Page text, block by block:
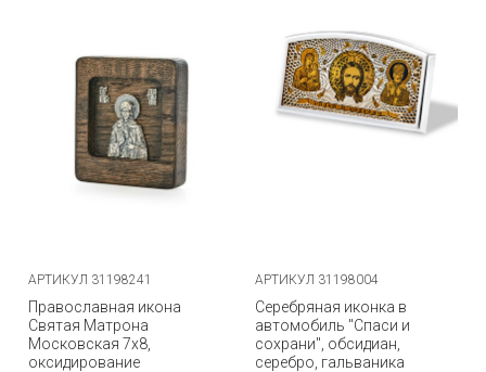
АРТИКУЛ 31198241
Православная икона
Святая Матрона
Московская 7х8,
оксидирование
АРТИКУЛ 31198004
Серебряная иконка в
автомобиль "Спаси и
сохрани", обсидиан,
серебро, гальваника